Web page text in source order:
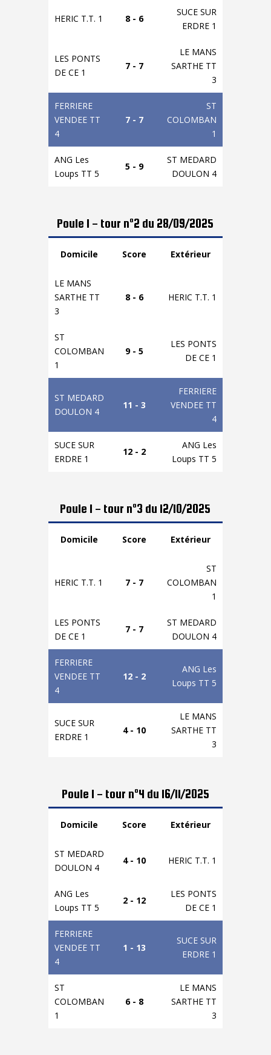
HERIC T.T. 1 8 - 6
SUCE SUR
ERDRE 1
LES PONTS
DE CE 1
7 - 7
LE MANS
SARTHE TT
3
FERRIERE
VENDEE TT
4
7 - 7
ST
COLOMBAN
1
ANG Les
Loups TT 5
5 - 9
ST MEDARD
DOULON 4
Poule 1 - tour n°2 du 28/09/2025
Domicile Score Extérieur
LE MANS
SARTHE TT
3
8 - 6 HERIC T.T. 1
ST
COLOMBAN
1
9 - 5
LES PONTS
DE CE 1
ST MEDARD
DOULON 4
11 - 3
FERRIERE
VENDEE TT
4
SUCE SUR
ERDRE 1
12 - 2
ANG Les
Loups TT 5
Poule 1 - tour n°3 du 12/10/2025
Domicile Score Extérieur
HERIC T.T. 1 7 - 7
ST
COLOMBAN
1
LES PONTS
DE CE 1
7 - 7
ST MEDARD
DOULON 4
FERRIERE
VENDEE TT
4
12 - 2
ANG Les
Loups TT 5
SUCE SUR
ERDRE 1
4 - 10
LE MANS
SARTHE TT
3
Poule 1 - tour n°4 du 16/11/2025
Domicile Score Extérieur
ST MEDARD
DOULON 4
4 - 10 HERIC T.T. 1
ANG Les
Loups TT 5
2 - 12
LES PONTS
DE CE 1
FERRIERE
VENDEE TT
4
1 - 13
SUCE SUR
ERDRE 1
ST
COLOMBAN
1
6 - 8
LE MANS
SARTHE TT
3